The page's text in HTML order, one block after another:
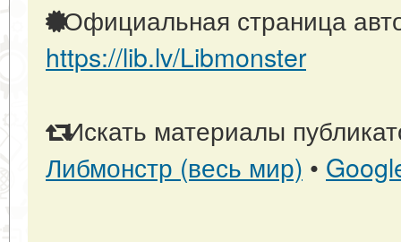
Официальная страница
https://lib.lv/Libmonster
Искать материалы
Либмонстр (весь мир) •